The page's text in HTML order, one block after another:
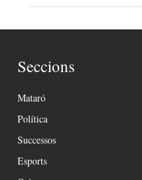
Seccions
Mataró
Política
Successos
Esports